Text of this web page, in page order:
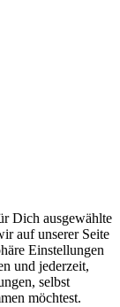
Dich ausgewählte
auf unserer Seite
Einstellungen
und jederzeit,
selbst
möchtest.